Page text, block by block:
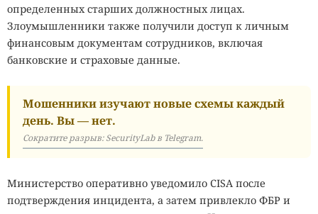
определенных старших должностных лицах.
Злоумышленники также получили доступ к личным
финансовым документам сотрудников, включая
банковские и страховые данные.
Мошенники изучают новые схемы каждый
день. Вы — нет.
Сократите разрыв: SecurityLab в Telegram.
Министерство оперативно уведомило CISA после
подтверждения инцидента, а затем привлекло ФБР и